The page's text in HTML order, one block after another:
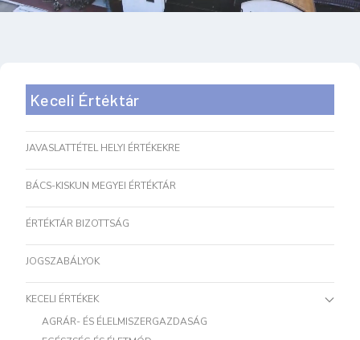
Keceli Értéktár
JAVASLATTÉTEL HELYI ÉRTÉKEKRE
BÁCS-KISKUN MEGYEI ÉRTÉKTÁR
ÉRTÉKTÁR BIZOTTSÁG
JOGSZABÁLYOK
KECELI ÉRTÉKEK
AGRÁR- ÉS ÉLELMISZERGAZDASÁG